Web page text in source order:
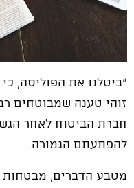
"ביטלנו את הפוליסה,
זוהי טענה שמבוטחים
חברת הביטוח לאחר
להפתעתם הגמורה.
מטבע הדברים, מבטחות